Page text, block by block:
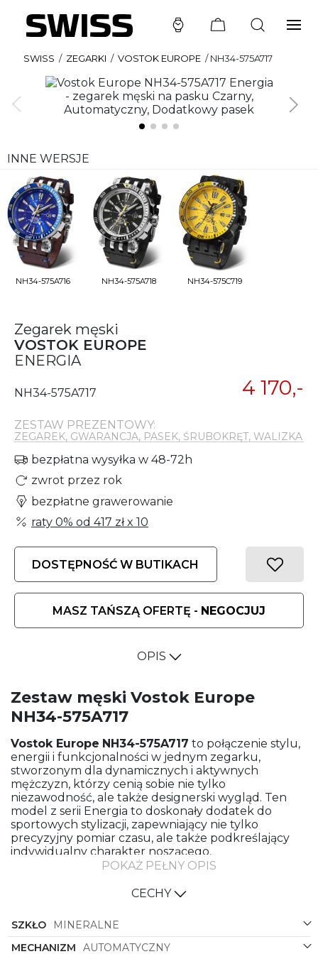
SWISS / ZEGARKI / VOSTOK EUROPE /NH34-575A717
INNE WERSJE
NH34-575A716 NH34-575A718 NH34-575C719
Zegarek męski
VOSTOK EUROPE
ENERGIA
NH34-575A717 4 170,-
ZESTAW PREZENTOWY:
ZEGAREK, GWARANCJA, PASEK, ŚRUBOKRĘT, WALIZKA
bezpłatna wysyłka w 48-72h
zwrot przez rok
bezpłatne grawerowanie
raty 0% od 417 złx 10
DOSTĘPNOŚĆ W BUTIKACH
MASZ TAŃSZĄ OFERTĘ - NEGOCJUJ
OPIS
Zestaw męski Vostok Europe
NH34-575A717
Vostok Europe NH34-575A717 to połączenie stylu,
energii i funkcjonalności w jednym zegarku,
stworzonym dla dynamicznych i aktywnych
mężczyzn, którzy cenią sobie nie tylko
niezawodność, ale także designerski wygląd. Ten
model z serii Energia to doskonały dodatek do
sportowych stylizacji, zapewniający nie tylko
precyzyjny pomiar czasu, ale także podkreślający
indywidualny charakter noszącego.
Koperta wykonana ze stali nadaje zegarkowi
eleganckiego, a zarazem zdecydowanego wyglądu.
Okrągły kształt doskonale komponuje się z
sportowy charakter. Czarny kolor tarczy jest
stonowany, ale zarazem dodaje zegarkowi
POKAŻ PEŁNY OPIS
CECHY
SZKŁO
MINERALNE
MECHANIZM
AUTOMATYCZNY